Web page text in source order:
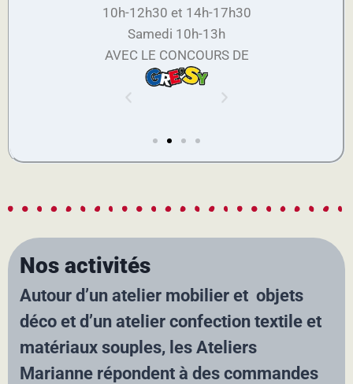
10h-12h30 et 14h-17h30
Samedi 10h-13h
AVEC LE CONCOURS DE
Nos activités
Autour d’un atelier mobilier et objets
déco et d’un atelier confection textile et
matériaux souples, les Ateliers
Marianne répondent à des commandes